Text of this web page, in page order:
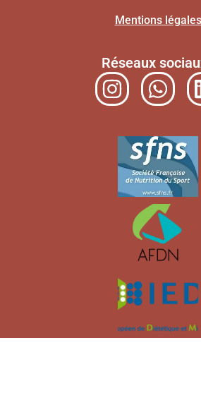
Mentions légales
Réseaux